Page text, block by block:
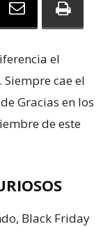
el
cae el
Gracias en los
de este
Black Friday